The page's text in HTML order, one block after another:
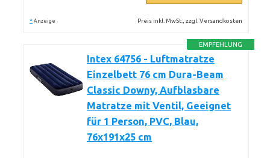
* Anzeige Preis inkl. MwSt., zzgl. Versandkosten
EMPFEHLUNG
Intex 64756 - Luftmatratze
Einzelbett 76 cm Dura-Beam
Classic Downy, Aufblasbare
Matratze mit Ventil, Geeignet
für 1 Person, PVC, Blau,
76x191x25 cm